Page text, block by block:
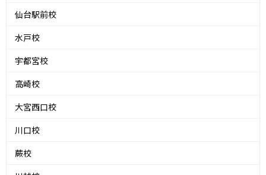
仙台駅前校
水戸校
宇都宮校
高崎校
大宮西口校
川口校
蕨校